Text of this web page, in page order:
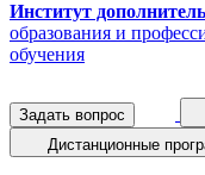
Институт
образования и
обучения
Задать вопрос
Дистанционные